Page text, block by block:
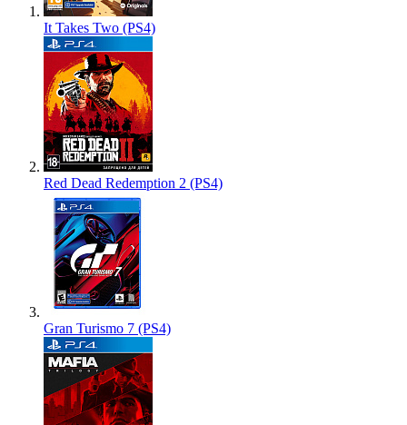
It Takes Two (PS4)
Red Dead Redemption 2 (PS4)
Gran Turismo 7 (PS4)